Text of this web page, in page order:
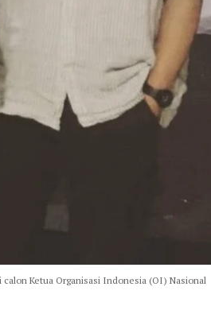
calon Ketua Organisasi Indonesia (OI) Nasional